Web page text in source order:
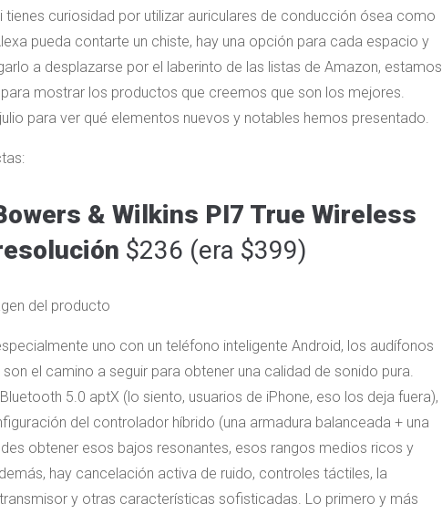
curiosidad por utilizar auriculares de conducción ósea como
pueda contarte un chiste, hay una opción para cada espacio y
a desplazarse por el laberinto de las listas de Amazon, estamos
mostrar los productos que creemos que son los mejores.
para ver qué elementos nuevos y notables hemos presentado.
& Wilkins PI7 True Wireless
$236 (era $399)
uno con un teléfono inteligente Android, los audífonos
el camino a seguir para obtener una calidad de sonido pura.
5.0 aptX (lo siento, usuarios de iPhone, eso los deja fuera),
del controlador híbrido (una armadura balanceada + una
obtener esos bajos resonantes, esos rangos medios ricos y
hay cancelación activa de ruido, controles táctiles, la
y otras características sofisticadas. Lo primero y más